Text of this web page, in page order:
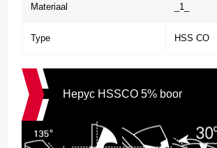
Materiaal _1_
Type HSS CO
Hepyc HSSCO 5% boor